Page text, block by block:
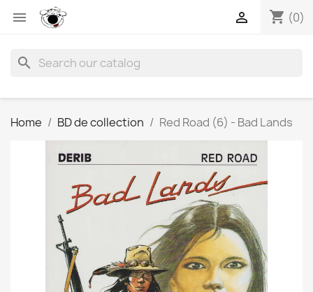
 shopping_cart (0)

search
Home BD de collection Red Road (6) - Bad Lands